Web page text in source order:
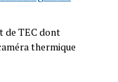
de TEC dont
thermique